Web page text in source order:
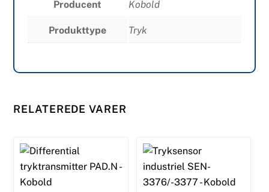
Producent Kobold
Produkttype Tryk
RELATEREDE VARER